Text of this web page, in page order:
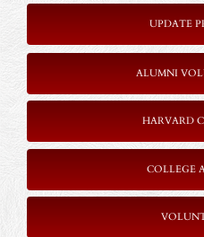
UPDATE
ALUMNI
HARVARD
COLLEGE